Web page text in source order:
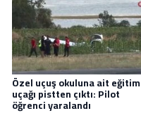
Özel uçuş okuluna ait eğitim
uçağı pistten çıktı: Pilot
öğrenci yaralandı